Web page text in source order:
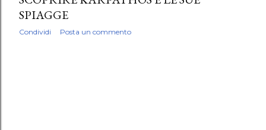
SPIAGGE
Condividi Posta un commento